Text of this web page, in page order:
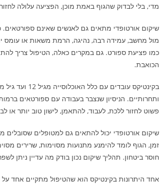
מדי, בלי לבדוק שהגוף באמת מוכן, הפציעה עלולה
שיקום אורטופדי מתאים גם לאנשים שאינם
מול מחשב, עמידה רבה, נהיגה, הרמת משאות או עומס
כמו פציעת ספורט. גם במקרים כאלה, הטיפול צריך
הכואבת.
בקינטיקס עובדים
ותחרותיים. הניסיון שנצבר בעבודה עם ספורטאים
פשוט לחזור ללכת, לעבוד, להתאמן, לישון טוב יותר או
שיקום אורטופדי יכול להתאים גם למטופלים שסובלים
זמן, הגוף לומד להימנע מתנועות מסוימות, שרירים
חוסר ביטחון. תהליך שיקום נכון בודק מה עדיין ניתן
אחד היתרונות בקינטיקס הוא שהטיפול מתקיים